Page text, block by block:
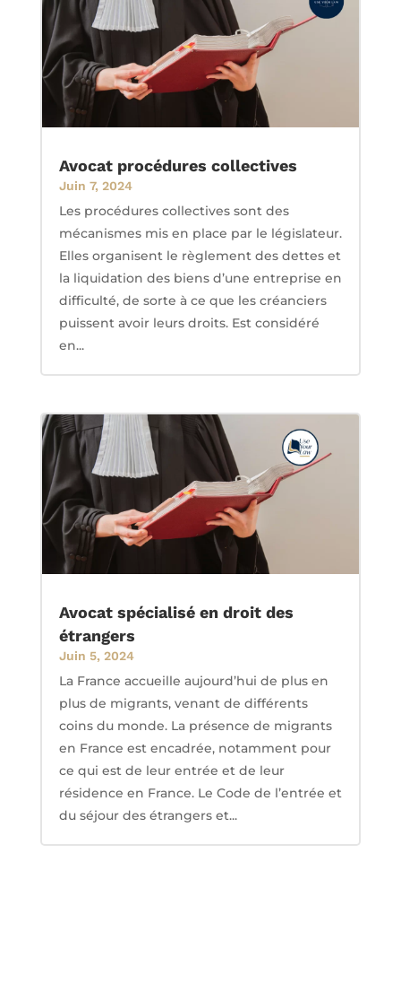
Avocat procédures collectives
Juin 7, 2024
Les procédures collectives sont des
mécanismes mis en place par le législateur.
Elles organisent le règlement des dettes et
la liquidation des biens d’une entreprise en
difficulté, de sorte à ce que les créanciers
puissent avoir leurs droits. Est considéré
en...
Avocat spécialisé en droit des
étrangers
Juin 5, 2024
La France accueille aujourd’hui de plus en
plus de migrants, venant de différents
coins du monde. La présence de migrants
en France est encadrée, notamment pour
ce qui est de leur entrée et de leur
résidence en France. Le Code de l’entrée et
du séjour des étrangers et...